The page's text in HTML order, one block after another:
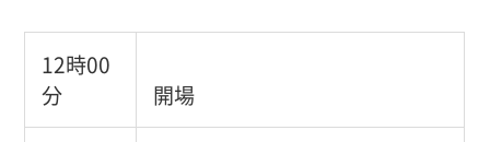
12時00
分
開場